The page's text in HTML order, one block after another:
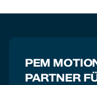
PEM
PARTNER